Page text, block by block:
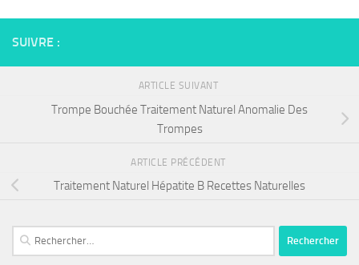
SUIVRE :
ARTICLE SUIVANT
Trompe Bouchée Traitement Naturel Anomalie Des
Trompes
ARTICLE PRÉCÉDENT
Traitement Naturel Hépatite B Recettes Naturelles
Rechercher :